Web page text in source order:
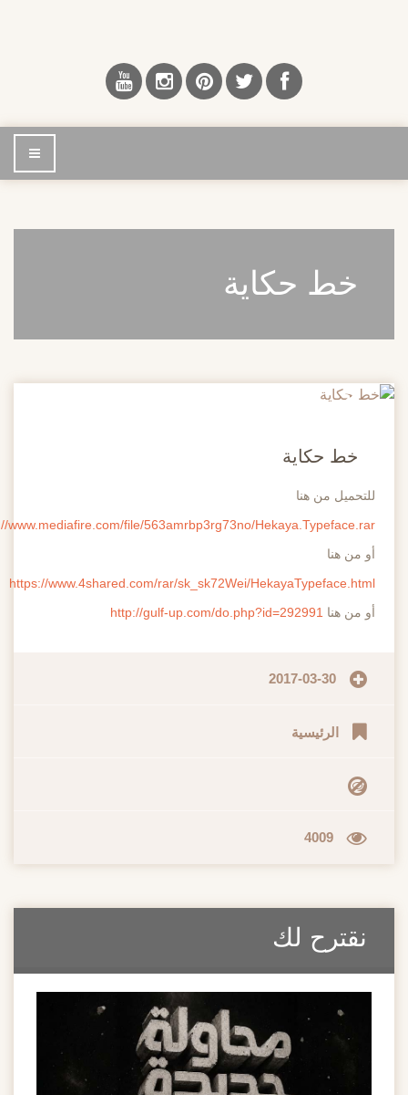
إضغط
للتصفح
خط حكاية
20
خط حكاية
للتحميل من هنا
http://www.mediafire.com/file/563amrbp3rg73no/Hekaya.Typeface.rar
أو من هنا
https://www.4shared.com/rar/sk_sk72Wei/HekayaTypeface.html
أو من هناhttp://gulf-up.com/do.php?id=292991
2017-03-30
الرئيسية
4009
نقترح لك